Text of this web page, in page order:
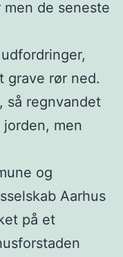
de seneste
grave rør ned.
så regnvandet
men
og
Aarhus
på et